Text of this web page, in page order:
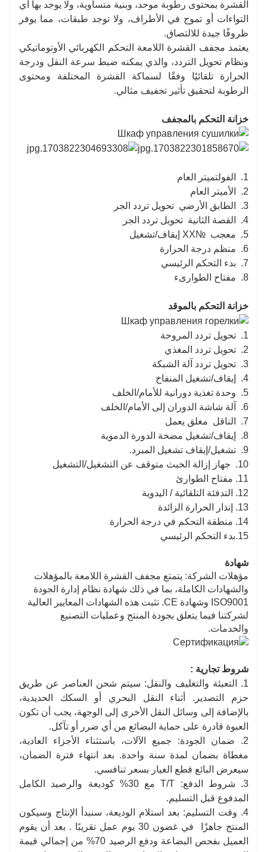
القشرة بمحتوى رطوبة موحد، وبنية متساوية، ولا يوجد بها أي
التواءات أو تموج في الأطراف، ولا توجد طبقات، مما يوفر
ظروفًا جيدة للالتصاق.
يعتمد مجفف القشرة اللامعة التحكم الكهربائي الأوتوماتيكي
ونظام تحويل التردد، والذي يمكنه ضبط سرعة النقل ودرجة
الحرارة تلقائيًا وفقًا لسماكة القشرة المختلفة ومحتوى
الرطوبة لتحقيق تأثير تجفيف مثالي.
خزانة التحكم بالمجفف
1.
الفولتميتر العام
2.
الأميتر العام
3.
الطابق الأرضي تحويل تردد الجر
4.
القصة الثانية تحويل تردد الجر
5.
معجب №XX
إيقاف/تشغيل
6.
منظم درجة الحرارة
7.
بدء التحكم الرئيسي
8.
مفتاح الطوارىء
خزانة التحكم بالموقد
1.
تحويل تردد المروحة
2.
تحويل تردد المغذي
3.
تحويل تردد آلة الشبكة
4.
إيقاف/تشغيل المنفاخ
5.
وحدة تغذية دورانية للأمام/الخلف
6.
آلة شاشة الدوران إلى الأمام/الخلف
7.
الناقل مغلق يعمل
8.
إيقاف/تشغيل مضخة الدورة الدموية
9.
تشغيل/إيقاف تشغيل المبرد.
10.
جهاز إزالة الخبث متوقف عن التشغيل/التشغيل
11. مفتاح الطوارئ
12. التدفئة التلقائية / اليدوية
13. إنذار الحرارة الزائدة
14. منطقة التحكم في درجة الحرارة
15.بدء التحكم الرئيسي
شهادة
مؤهلات الشركة: يتمتع مجفف القشرة اللامعة بالمؤهلات
والشهادات الكاملة، بما في ذلك شهادة نظام إدارة الجودة
ISO9001 وشهادة CE. تثبت هذه الشهادات المعايير العالية
لشركتنا فيما يتعلق بجودة المنتج وعمليات التصنيع
والخدمات.
شروط تجارية :
1. التعبئة والتغليف والنقل: سيتم شحن العناصر عن طريق
حزم التصدير. أثناء النقل البحري أو السكك الحديدية،
بالإضافة إلى وسائل النقل الأخرى إلى الوجهة، يجب أن تكون
العبوة قادرة على حماية البضائع من أي ضرر أو تآكل.
2. ضمان الجودة: جميع الآلات، باستثناء الأجزاء العادية،
مغطاة بضمان لمدة سنة واحدة. بعد انتهاء فترة الضمان،
سيعرض البائع قطع الغيار بسعر تنافسي.
3. شروط الدفع: T/T مع 30% كوديعة والرصيد الكامل
المدفوع قبل التسليم.
4. وقت التسليم: بعد استلام الوديعة، سنبدأ الإنتاج وسيكون
المنتج جاهزًا في غضون 30 يوم عمل تقريبًا . بعد أن يقوم
العميل بفحص البضاعة ودفع الرصيد 70% من إجمالي قيمة